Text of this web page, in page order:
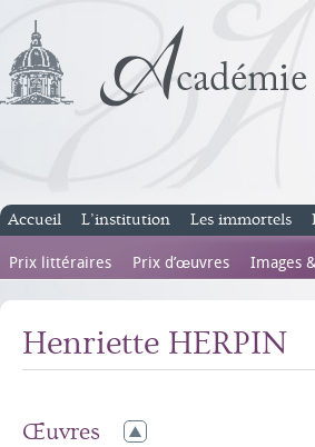
Accueil L’institution Les immortels
Prix littéraires Prix d’œuvres Images
Henriette HERPIN
Œuvres